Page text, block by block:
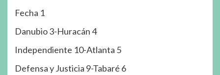
Fecha 1
Danubio 3-Huracán 4
Independiente 10-Atlanta 5
Defensa y Justicia 9-Tabaré 6